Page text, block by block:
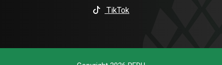
TikTok